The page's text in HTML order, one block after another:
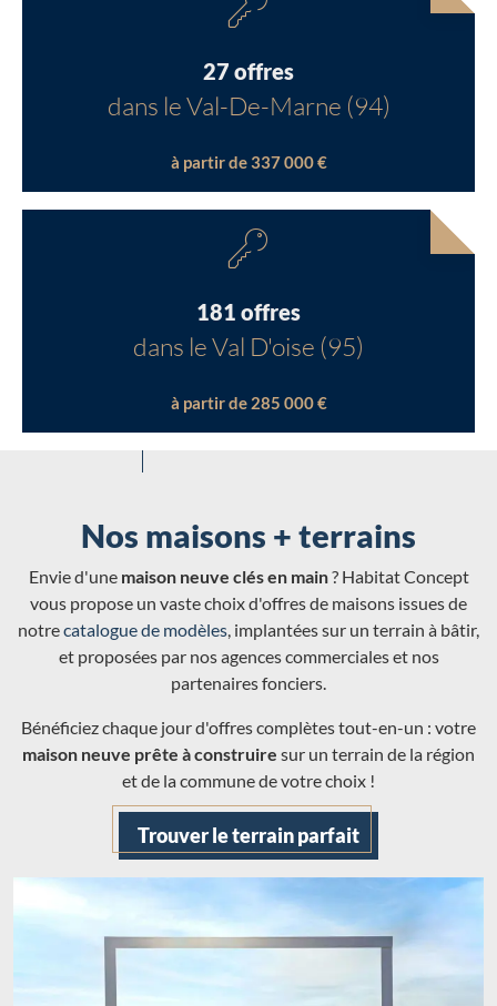
27 offres
dans le Val-De-Marne (94)
à partir de 337 000 €
181 offres
dans le Val D'oise (95)
à partir de 285 000 €
Nos maisons + terrains
Envie d'une maison neuve clés en main? Habitat Concept
vous propose un vaste choix d'offres de maisons issues de
notrecatalogue de modèles, implantées sur un terrain à bâtir,
et proposées par nos agences commerciales et nos
partenaires fonciers.
Bénéficiez chaque jour d'offres complètes tout-en-un : votre
maison neuve prête à construire sur un terrain de la région
et de la commune de votre choix !
Trouver le terrain parfait